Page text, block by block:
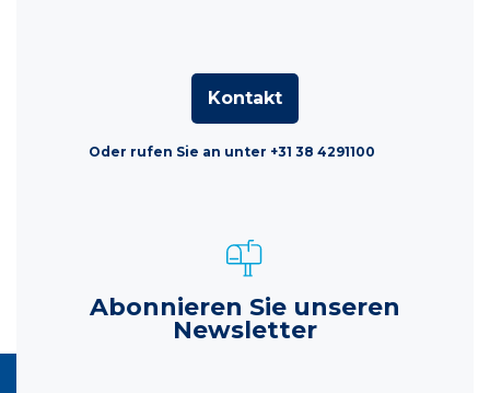
Kontakt
Oder rufen Sie an unter +31 38 4291100
Abonnieren Sie unseren
Newsletter